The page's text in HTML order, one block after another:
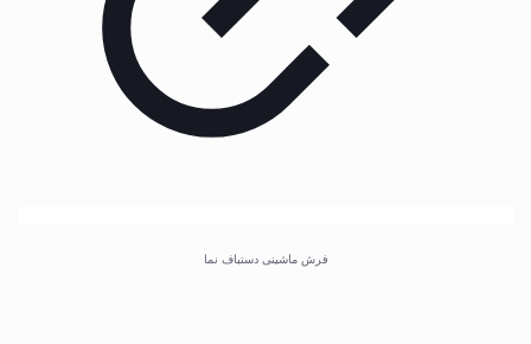
فرش ماشینی دستباف نما